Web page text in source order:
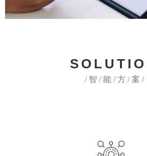
/ 智 / 能 / 方 / 案 /